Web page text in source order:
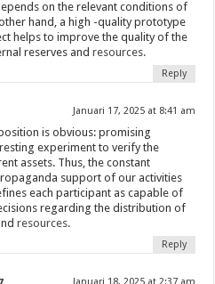
on the relevant conditions of
hand, a high -quality prototype
helps to improve the quality of the
reserves and resources.
Reply
Januari 17, 2025 at 8:41 am
is obvious: promising
experiment to verify the
assets. Thus, the constant
support of our activities
each participant as capable of
regarding the distribution of
resources.
Reply